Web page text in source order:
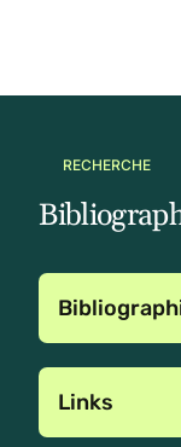
RECHERCHE
Links